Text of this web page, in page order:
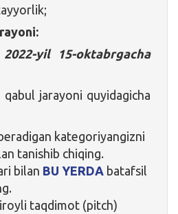
2022-yil 15-oktabrgacha
jarayoni quyidagicha
kategoriyangizni
tanishib chiqing.
bilan BU YERDA batafsil
taqdimot (pitch)